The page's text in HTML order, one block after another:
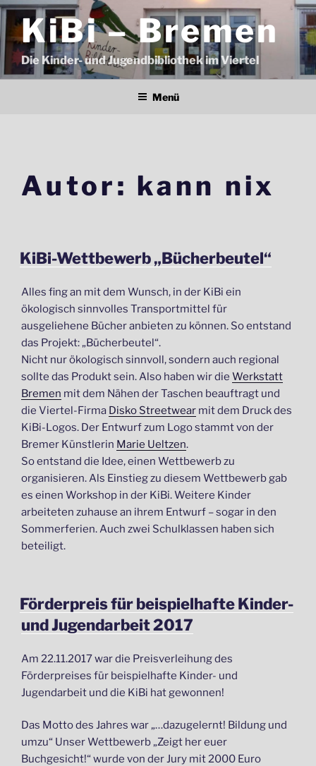
Zum
Inhalt
springenKiBi – Bremen
Die Kinder- und Jugendbibliothek im Viertel
Menü
Autor: kann nix
VERÖFFENTLICHT
AM
KiBi-Wettbewerb „Bücherbeutel“
Alles fing an mit dem Wunsch, in der KiBi ein
ökologisch sinnvolles Transportmittel für
ausgeliehene Bücher anbieten zu können. So entstand
das Projekt: „Bücherbeutel“.
Nicht nur ökologisch sinnvoll, sondern auch regional
sollte das Produkt sein. Also haben wir die Werkstatt
Bremen mit dem Nähen der Taschen beauftragt und
die Viertel-Firma Disko Streetwear mit dem Druck des
KiBi-Logos. Der Entwurf zum Logo stammt von der
Bremer Künstlerin Marie Ueltzen.
So entstand die Idee, einen Wettbewerb zu
organisieren. Als Einstieg zu diesem Wettbewerb gab
es einen Workshop in der KiBi. Weitere Kinder
arbeiteten zuhause an ihrem Entwurf – sogar in den
Sommerferien. Auch zwei Schulklassen haben sich
beteiligt.
VERÖFFENTLICHT
AM
Förderpreis für beispielhafte Kinder-
und Jugendarbeit 2017
Am 22.11.2017 war die Preisverleihung des
Förderpreises für beispielhafte Kinder- und
Jugendarbeit und die KiBi hat gewonnen!
Das Motto des Jahres war „…dazugelernt! Bildung und
umzu“ Unser Wettbewerb „Zeigt her euer
Buchgesicht!“ wurde von der Jury mit 2000 Euro